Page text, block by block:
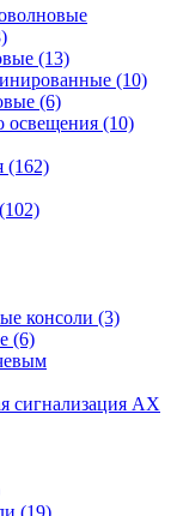
(13)
(10)
(6)
освещения (10)
(162)
(102)
консоли (3)
(6)
сигнализация AX
(19)